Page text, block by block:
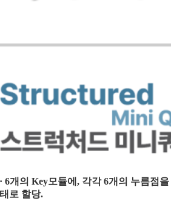
· 6개의 Key모듈에, 각각 6개의 누름점
태로 할당.